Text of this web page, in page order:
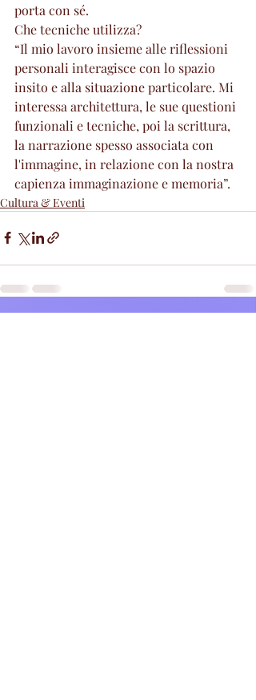
porta con sé.
Che tecniche utilizza?
“Il mio lavoro insieme alle riflessioni
personali interagisce con lo spazio
insito e alla situazione particolare. Mi
interessa architettura, le sue questioni
funzionali e tecniche, poi la scrittura,
la narrazione spesso associata con
l'immagine, in relazione con la nostra
capienza immaginazione e memoria”.
Cultura & Eventi